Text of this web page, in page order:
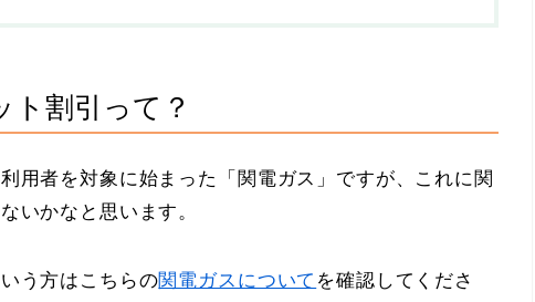
ト割引って？
用者を対象に始まった「関電ガス」ですが、これに関
いかなと思います。
う方はこちらの関電ガスについて を確認してくださ